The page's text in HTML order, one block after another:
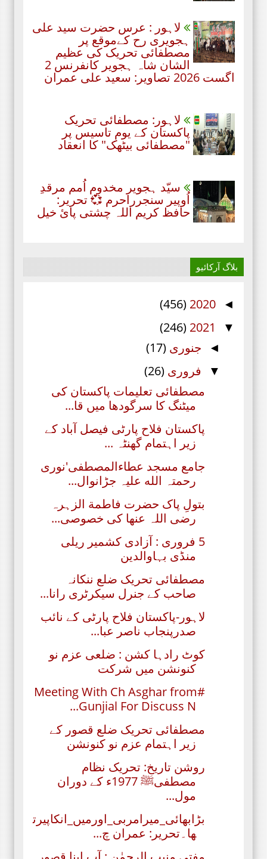
لاہور : عرس حضرت سید علی
ہجویری رح کےموقع پر
مصطفائی تحریک کی عظیم
الشان شاہ ہجویر کانفرنس 2
اگست 2026 تصاویر: سعید علی عمران
لاہور: مصطفائی تحریک
پاکستان کے یومِ تاسیس پر
"مصطفائی بیٹھک" کا انعقاد
سیّد ہجویر مخدوم اُمم مرقدِ
اُوپیر سنجرراحرم 💞 تحریر:
حافظ کریم اللہ چشتی پائ خیل
بلاگ آرکائیو
◄
2020
(456)
▼
2021
(246)
◄ جنوری (17)
▼ فروری (26)
مصطفائی تعلیمات پاکستان کی
میٹنگ کا سرگودھا میں قا...
پاکستان فلاح پارٹی فیصل آباد کے
زیر اہتمام گھنٹہ ...
جامع مسجد عطاءالمصطفی'نوری
رحمتہ الله علیہ جڑانوال...
بتولِ پاک حضرت فاطمة الزہرہ
رضی اللہ عنھا کی خصوصی...
5 فروری : آزادی کشمیر ریلی
منڈی بہاوالدین
مصطفائی تحریک ضلع ننکانہ
صاحب کے جنرل سیکرٹری رانا...
لاہور-پاکستان فلاح پارٹی کے نائب
صدرپنجاب ناصر عبا...
کوٹ رادہا کشن : ضلعی عزم نو
کنونشن میں شرکت
#Meeting With Ch Asghar from
Gunjial For Discuss N...
مصطفائی تحریک ضلع قصور کے
زیر اہتمام عزم نو کنونشن
روشن تاریخ: تحریک نظام
مصطفیﷺ 1977ء کے دوران
مول...
بڑابھائی_میرامربی_اورمیں_انکاپیرت
ھا۔تحریر: عمران چ...